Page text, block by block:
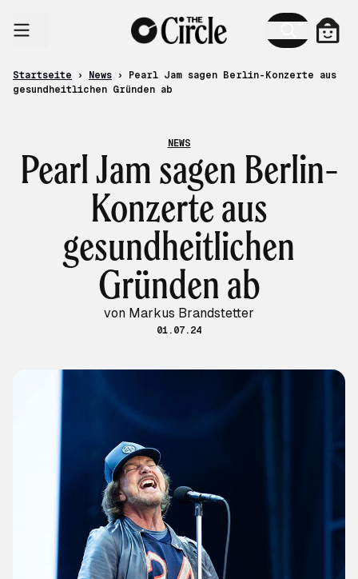
Startseite › News ›
Pearl Jam sagen Berlin-Konzerte aus
gesundheitlichen Gründen ab
NEWS
Pearl Jam sagen Berlin-
Konzerte aus
gesundheitlichen
Gründen ab
von Markus Brandstetter
01.07.24